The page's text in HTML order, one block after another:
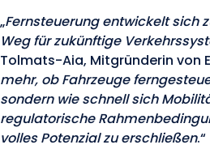
„Fernsteuerung entwickelt sich
Weg für zukünftige
Tolmats-Aia, Mitgründerin von
mehr, ob Fahrzeuge
sondern wie schnell sich
regulatorische
volles Potenzial zu erschließen.“